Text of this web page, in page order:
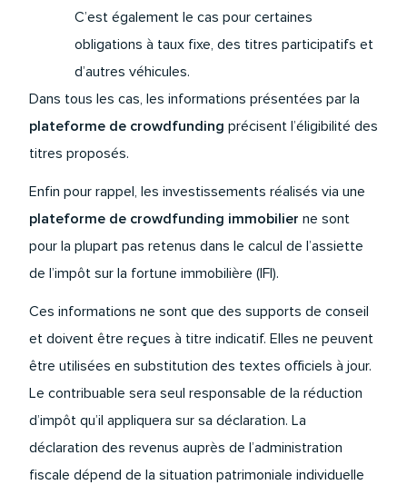
C’est également le cas pour certaines
obligations à taux fixe, des titres participatifs et
d’autres véhicules.
Dans tous les cas, les informations présentées par la
plateforme de crowdfunding précisent l’éligibilité des
titres proposés.
Enfin pour rappel, les investissements réalisés via une
plateforme de crowdfunding immobilier ne sont
pour la plupart pas retenus dans le calcul de l’assiette
de l’impôt sur la fortune immobilière (IFI).
Ces informations ne sont que des supports de conseil
et doivent être reçues à titre indicatif. Elles ne peuvent
être utilisées en substitution des textes officiels à jour.
Le contribuable sera seul responsable de la réduction
d’impôt qu’il appliquera sur sa déclaration. La
déclaration des revenus auprès de l’administration
fiscale dépend de la situation patrimoniale individuelle